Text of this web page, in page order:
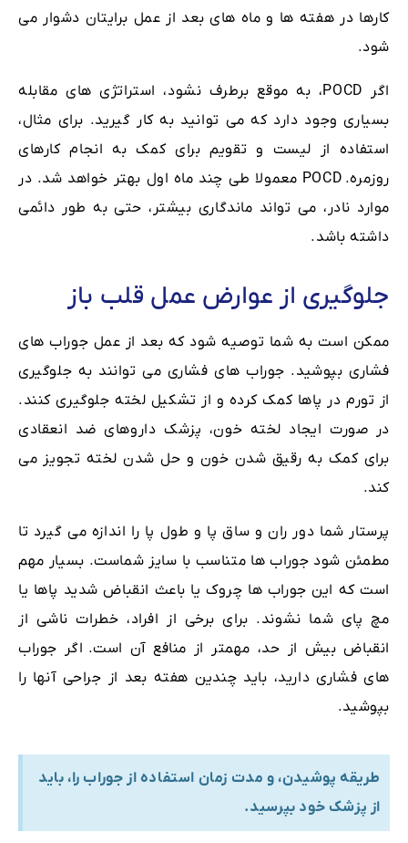
کارها در هفته ها و ماه های بعد از عمل برایتان دشوار می
شود.
اگر POCD، به موقع برطرف نشود، استراتژی های مقابله
بسیاری وجود دارد که می توانید به کار گیرید. برای مثال،
استفاده از لیست و تقویم برای کمک به انجام کارهای
روزمره. POCD معمولا طی چند ماه اول بهتر خواهد شد. در
موارد نادر، می تواند ماندگاری بیشتر، حتی به طور دائمی
داشته باشد.
جلوگیری از عوارض عمل قلب باز
ممکن است به شما توصیه شود که بعد از عمل جوراب های
فشاری بپوشید. جوراب های فشاری می توانند به جلوگیری
از تورم در پاها کمک کرده و از تشکیل لخته جلوگیری کنند.
در صورت ایجاد لخته خون، پزشک داروهای ضد انعقادی
برای کمک به رقیق شدن خون و حل شدن لخته تجویز می
کند.
پرستار شما دور ران و ساق پا و طول پا را اندازه می گیرد تا
مطمئن شود جوراب ها متناسب با سایز شماست. بسیار مهم
است که این جوراب ها چروک یا باعث انقباض شدید پاها یا
مچ پای شما نشوند. برای برخی از افراد، خطرات ناشی از
انقباض بیش از حد، مهمتر از منافع آن است. اگر جوراب
های فشاری دارید، باید چندین هفته بعد از جراحی آنها را
بپوشید.
طریقه پوشیدن، و مدت زمان استفاده از جوراب را، باید
از پزشک خود بپرسید.